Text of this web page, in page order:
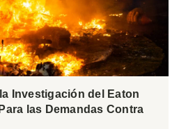
Investigación del Eaton
las Demandas Contra